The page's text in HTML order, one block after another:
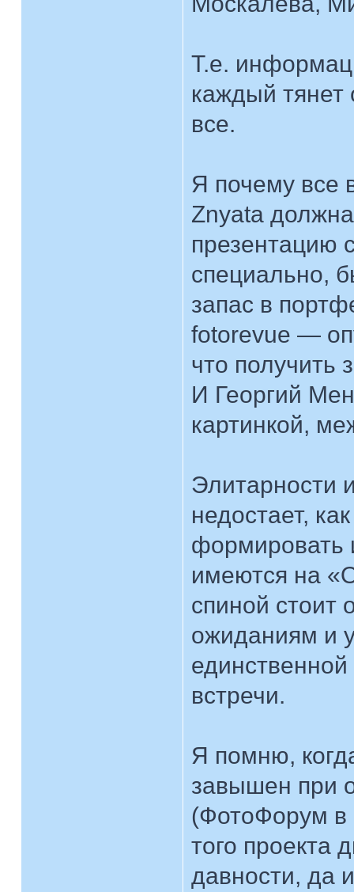
Т.е.
каждый
все.
Я почему все
Znyata
презентацию
специально,
запас в
fotorevue —
что получить
И Георгий
картинкой,
Элитарности
недостает,
формировать
имеются на
спиной стоит
ожиданиям и
встречи.
Я помню,
завышен при
(ФотоФорум
того проекта
давности, да